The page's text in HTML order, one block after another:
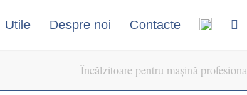
Utile Despre noi Contacte
Încălzitoare pentru mașină